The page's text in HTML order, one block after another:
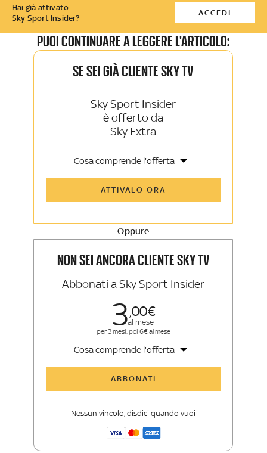
Hai già attivato
Sky Sport Insider?
ACCEDI
PUOI CONTINUARE A LEGGERE L'ARTICOLO:
SE SEI GIÀ CLIENTE SKY TV
Sky Sport Insider
è offerto da
Sky Extra
Cosa comprende l'offerta
Sky TG24 Insider
Sport e Sky TG24
La newsletter esclusiva di Sky Sport
ATTIVALO ORA
Oppure
NON SEI ANCORA CLIENTE SKY TV
Abbonati a Sky Sport Insider
300
al mese
per 3 mesi, poi 6€ al mese
Cosa comprende l'offerta
Sport
La newsletter esclusiva di Sky Sport
ABBONATI
Nessun vincolo, disdici quando vuoi